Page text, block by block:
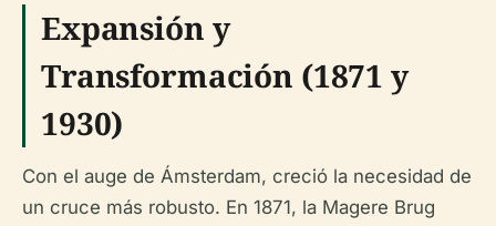
Expansión y
Transformación (1871 y
1930)
Con el auge de Ámsterdam, creció la necesidad de
un cruce más robusto. En 1871, la Magere Brug